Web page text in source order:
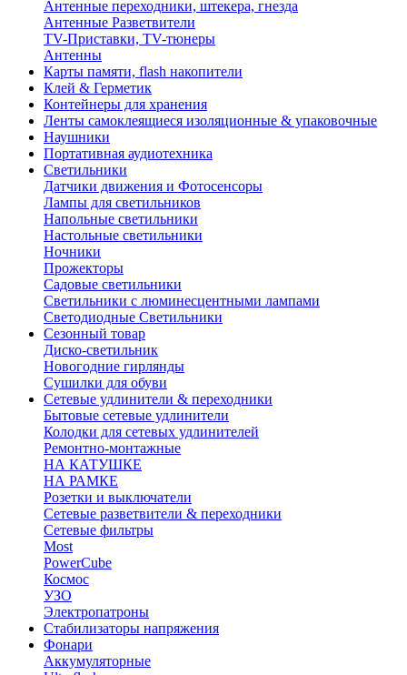
Антенные переходники, штекера, гнезда
Антенные Разветвители
TV-Приставки, TV-тюнеры
Антенны
Карты памяти, flash накопители
Клей & Герметик
Контейнеры для хранения
Ленты самоклеящиеся изоляционные & упаковочные
Наушники
Портативная аудиотехника
Светильники
Датчики движения и Фотосенсоры
Лампы для светильников
Напольные светильники
Настольные светильники
Ночники
Прожекторы
Садовые светильники
Светильники с люминесцентными лампами
Светодиодные Светильники
Сезонный товар
Диско-светильник
Новогодние гирлянды
Сушилки для обуви
Сетевые удлинители & переходники
Бытовые сетевые удлинители
Колодки для сетевых удлинителей
Ремонтно-монтажные
НА КАТУШКЕ
НА РАМКЕ
Розетки и выключатели
Сетевые разветвители & переходники
Сетевые фильтры
Most
PowerCube
Космос
УЗО
Электропатроны
Стабилизаторы напряжения
Фонари
Аккумуляторные